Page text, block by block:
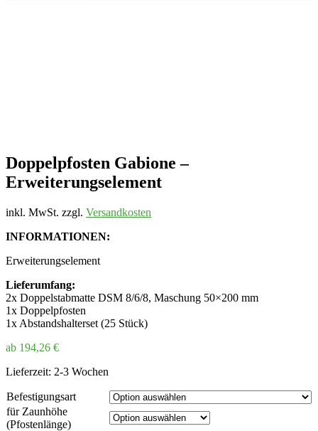
Doppelpfosten Gabione –
Erweiterungselement
inkl. MwSt. zzgl. Versandkosten
INFORMATIONEN:
Erweiterungselement
Lieferumfang:
2x Doppelstabmatte DSM 8/6/8, Maschung 50×200 mm
1x Doppelpfosten
1x Abstandshalterset (25 Stück)
ab 194,26 €
Lieferzeit: 2-3 Wochen
Befestigungsart
für Zaunhöhe
(Pfostenlänge)